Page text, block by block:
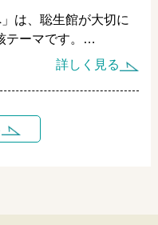
はなく、思考の流れを
、説明するプロセスを
」は、聡生館が大切に
テーマです。
「分析」することに留
同じパターンのミスを
詳しく見る